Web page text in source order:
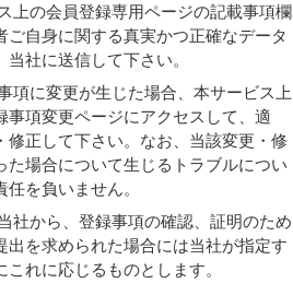
上の会員登録専用ページの記載事項欄
ご自身に関する真実かつ正確なデータ
当社に送信して下さい。
に変更が生じた場合、本サービス上
事項変更ページにアクセスして、適
修正して下さい。なお、当該変更・修
た場合について生じるトラブルについ
を負いません。
社から、登録事項の確認、証明のため
出を求められた場合には当社が指定す
これに応じるものとします。